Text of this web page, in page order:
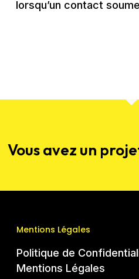
lorsqu’un contact
Vous avez un
Mentions Légales
Politique de
Mentions Légales